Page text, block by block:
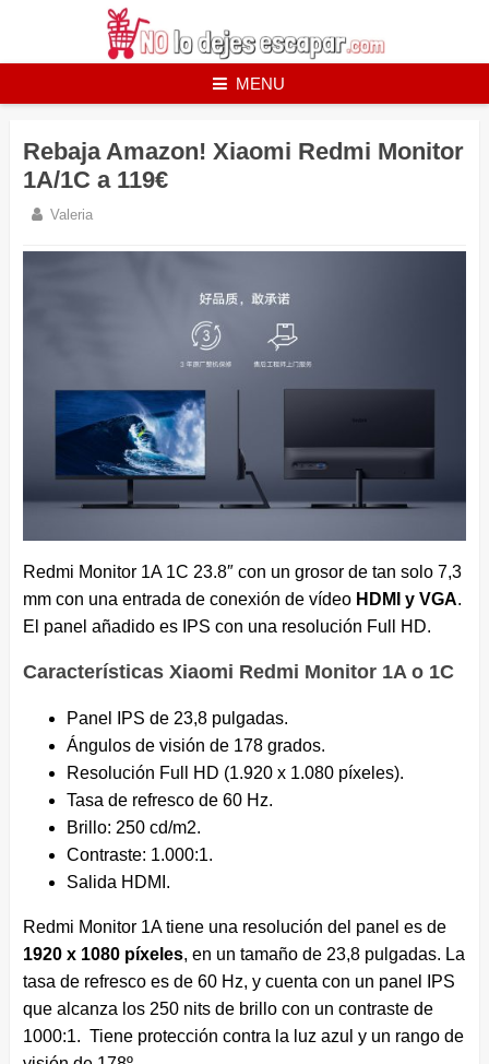
MENU
Rebaja Amazon! Xiaomi Redmi Monitor
1A/1C a 119€
Valeria
Redmi Monitor 1A 1C 23.8″ con un grosor de tan solo 7,3
mm con una entrada de conexión de vídeo HDMI y VGA.
El panel añadido es IPS con una resolución Full HD.
Características Xiaomi Redmi Monitor 1A o 1C
Panel IPS de 23,8 pulgadas.
Ángulos de visión de 178 grados.
Resolución Full HD (1.920 x 1.080 píxeles).
Tasa de refresco de 60 Hz.
Brillo: 250 cd/m2.
Contraste: 1.000:1.
Salida HDMI.
Redmi Monitor 1A tiene una resolución del panel es de
1920 x 1080 píxeles, en un tamaño de 23,8 pulgadas. La
tasa de refresco es de 60 Hz, y cuenta con un panel IPS
que alcanza los 250 nits de brillo con un contraste de
1000:1. Tiene protección contra la luz azul y un rango de